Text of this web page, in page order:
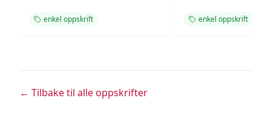
enkel oppskrift enkel oppskrift
← Tilbake til alle oppskrifter